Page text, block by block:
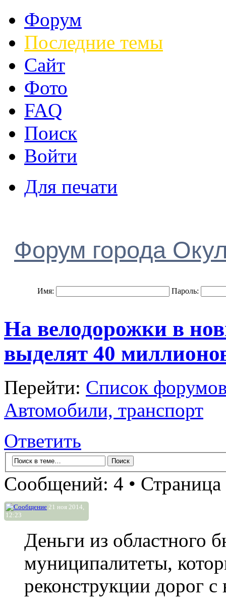
Форум
Последние темы
Сайт
Фото
FAQ
Поиск
Войти
Для печати
Форум города
Имя: Пароль:
На велодорожки в
выделят 40
Перейти: Список
Автомобили, транспорт
Ответить
Сообщений: 4 • Страница
21 ноя 2014,
12:23
Деньги из областного
муниципалитеты,
реконструкции дорог